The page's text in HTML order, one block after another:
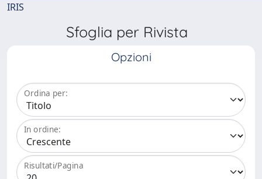
IRIS
Sfoglia per Rivista
Opzioni
Ordina per:
In ordine:
Risultati/Pagina